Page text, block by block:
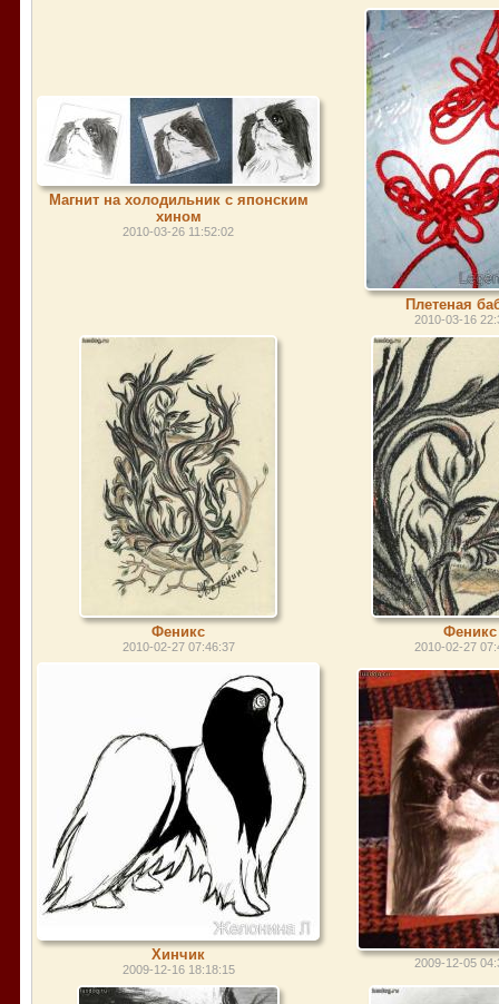
Магнит на холодильник с японским
хином
2010-03-26 11:52:02
Плетеная
2010-03-16
Феникс
2010-02-27 07:46:37
Феникс
2010-02-27
Хинчик
2009-12-16 18:18:15 2009-12-05